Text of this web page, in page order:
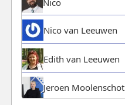
Nico
Nico van Leeuwen
Edith van Leeuwen
Jeroen Moolenschot